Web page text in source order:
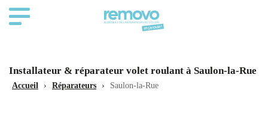
Installateur & réparateur volet roulant à Saulon-la-Rue
Accueil › Réparateurs › Saulon-la-Rue